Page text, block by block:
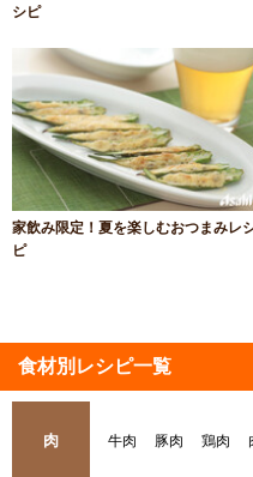
シピ
家飲み限定！夏を楽しむおつまみレ
ピ
食材別レシピ一覧
肉 牛肉 豚肉 鶏肉